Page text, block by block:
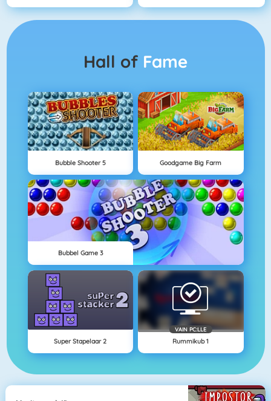
Hall of Fame
Bubble Shooter 5 Goodgame Big Farm
Bubbel Game 3
Super Stapelaar 2
VAIN PC:LLE
Rummikub 1